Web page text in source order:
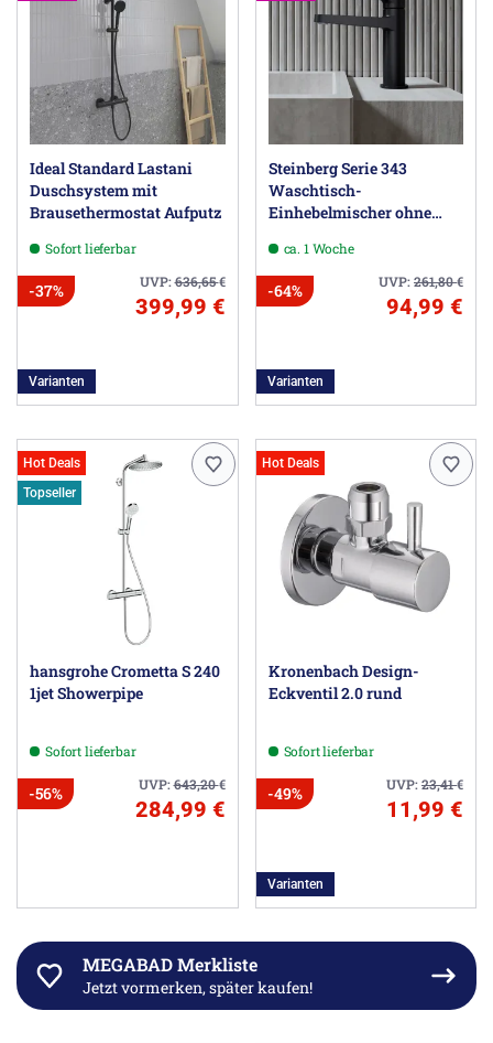
Ideal Standard Lastani
Duschsystem mit
Brausethermostat Aufputz
Sofort lieferbar
UVP:636,65€
-37%
399,99 €
Varianten
Steinberg Serie 343
Waschtisch-
Einhebelmischer ohne
cmca. 1 Woche
UVP:261,80€
-64%
94,99 €
Varianten
Hot Deals
Topseller
hansgrohe Crometta S 240
1jet Showerpipe
Sofort lieferbar
UVP:643,20€
-56%
284,99 €
Hot Deals
Kronenbach Design-
Eckventil 2.0 rund
Sofort lieferbar
UVP:23,41€
-49%
11,99 €
Varianten
MEGABAD Merkliste
Jetzt vormerken, später kaufen!